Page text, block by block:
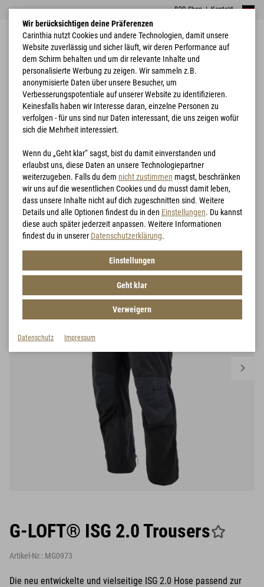
B2B Shop|Kontakt
Home Bekleidung G-LOFT® ISG 2.0 Trousers
G-LOFT® ISG 2.0 Trousers
Artikel-Nr.: MG0973
Die neu entwickelte und vielseitige ISG 2.0 Hose passend zur
Wir berücksichtigen deine Präferenzen
Carinthia nutzt Cookies und andere Technologien, damit unsere
Website zuverlässig und sicher läuft, wir deren Performance auf
dem Schirm behalten und um dir relevante Inhalte und
personalisierte Werbung zu zeigen. Wir sammeln z.B.
anonymisierte Daten über unsere Besucher, um
Verbesserungspotentiale auf unserer Website zu identifizieren.
Keinesfalls haben wir Interesse daran, einzelne Personen zu
verfolgen - für uns sind nur Daten interessant, die uns zeigen wofür
sich die Mehrheit interessiert.
Wenn du „Geht klar“ sagst, bist du damit einverstanden und
erlaubst uns, diese Daten an unsere Technologiepartner
weiterzugeben. Falls du dem nicht zustimmen magst, beschränken
wir uns auf die wesentlichen Cookies und du musst damit leben,
dass unsere Inhalte nicht auf dich zugeschnitten sind. Weitere
Details und alle Optionen findest du in den Einstellungen. Du kannst
diese auch später jederzeit anpassen. Weitere Informationen
findest du in unserer Datenschutzerklärung.
Einstellungen
Geht klar
Verweigern
Datenschutz Impressum